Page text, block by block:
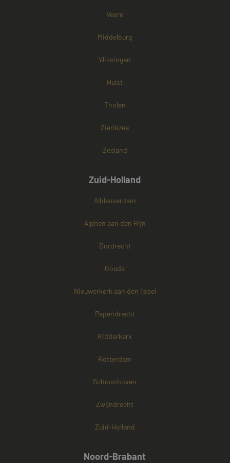
Veere
Middelburg
Vlissingen
Hulst
Tholen
Zierikzee
Zeeland
Zuid-Holland
Alblasserdam
Alphen aan den Rijn
Dordrecht
Gouda
Nieuwerkerk aan den Ijssel
Papendrecht
Ridderkerk
Rotterdam
Schoonhoven
Zwijndrecht
Zuid-Holland
Noord-Brabant